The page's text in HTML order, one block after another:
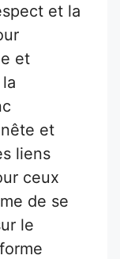
et la
et
la
et
liens
ceux
de se
le